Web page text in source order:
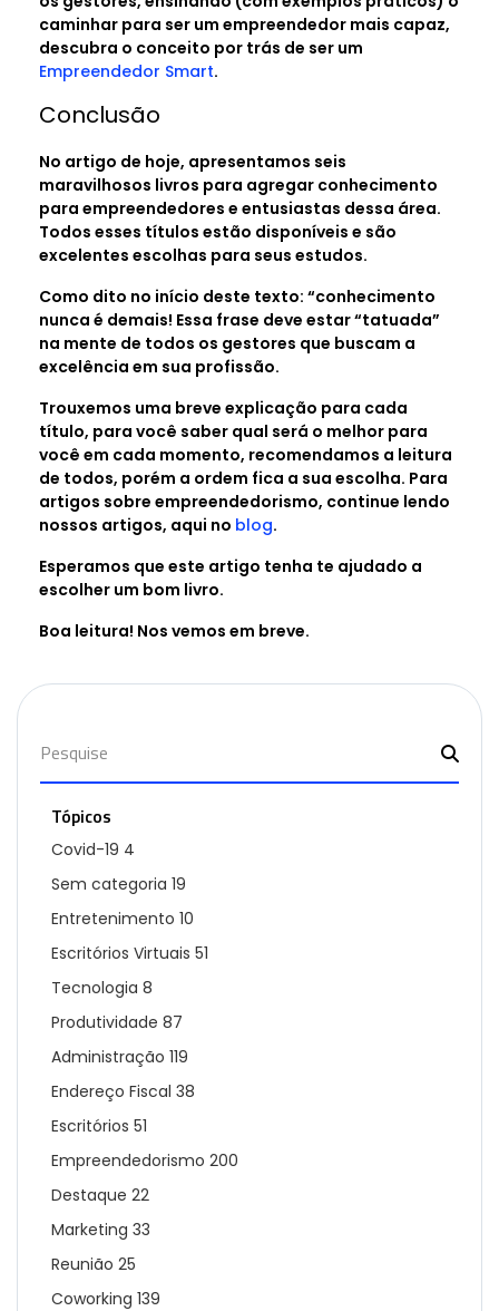
caminhar para ser um empreendedor mais capaz,
descubra o conceito por trás de ser um
Empreendedor Smart.
Conclusão
No artigo de hoje, apresentamos seis
maravilhosos livros para agregar conhecimento
para empreendedores e entusiastas dessa área.
Todos esses títulos estão disponíveis e são
excelentes escolhas para seus estudos.
Como dito no início deste texto: “conhecimento
nunca é demais! Essa frase deve estar “tatuada”
na mente de todos os gestores que buscam a
excelência em sua profissão.
Trouxemos uma breve explicação para cada
título, para você saber qual será o melhor para
você em cada momento, recomendamos a leitura
de todos, porém a ordem fica a sua escolha. Para
artigos sobre empreendedorismo, continue lendo
nossos artigos, aqui no blog.
Esperamos que este artigo tenha te ajudado a
escolher um bom livro.
Boa leitura! Nos vemos em breve.
Tópicos
Covid-19 4
Sem categoria 19
Entretenimento 10
Escritórios Virtuais 51
Tecnologia 8
Produtividade 87
Administração 119
Endereço Fiscal 38
Escritórios 51
Empreendedorismo 200
Destaque 22
Marketing 33
Reunião 25
Coworking 139